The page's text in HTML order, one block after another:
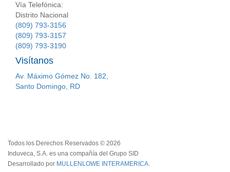
Vía Telefónica:
Distrito Nacional
(809) 793-3156
(809) 793-3157
(809) 793-3190
Visítanos
Av. Máximo Gómez No. 182,
Santo Domingo, RD
Todos los Derechos Reservados © 2026
Induveca, S.A. es una compañía del Grupo SID
Desarrollado por MULLENLOWE INTERAMERICA.